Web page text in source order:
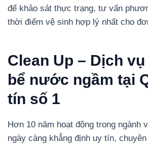
để khảo sát thực trạng, tư vấn
thời điểm vệ sinh hợp lý nhất cho
Clean Up – Dịch
bể nước ngầm tại
tín số 1
Hơn 10 năm hoạt động trong ngành
ngày càng khẳng định uy tín,